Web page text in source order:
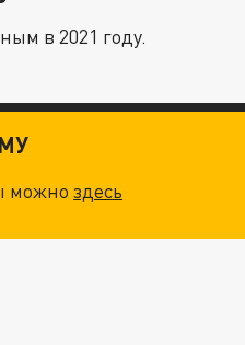
в 2021 году.
можноздесь